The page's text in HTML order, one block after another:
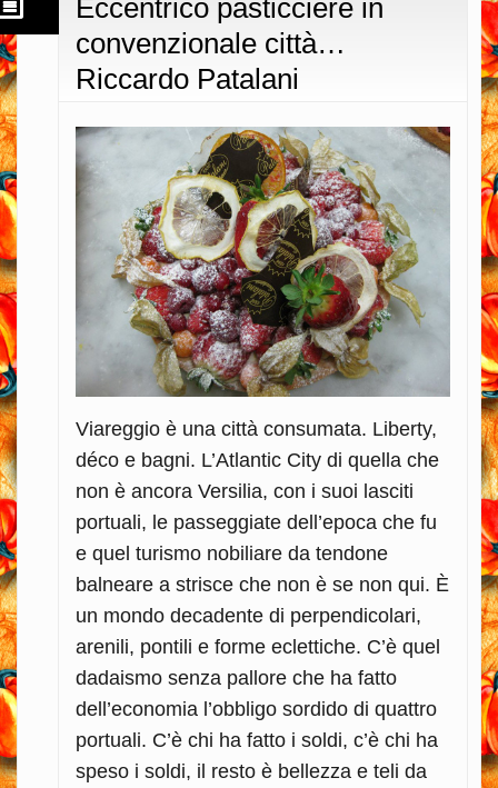
Eccentrico pasticciere in
convenzionale città…
Riccardo Patalani
Viareggio è una città consumata. Liberty,
déco e bagni. L’Atlantic City di quella che
non è ancora Versilia, con i suoi lasciti
portuali, le passeggiate dell’epoca che fu
e quel turismo nobiliare da tendone
balneare a strisce che non è se non qui. È
un mondo decadente di perpendicolari,
arenili, pontili e forme eclettiche. C’è quel
dadaismo senza pallore che ha fatto
dell’economia l’obbligo sordido di quattro
portuali. C’è chi ha fatto i soldi, c’è chi ha
speso i soldi, il resto è bellezza e teli da